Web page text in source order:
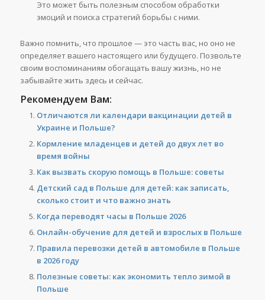
Это может быть полезным способом обработки
эмоций и поиска стратегий борьбы с ними.
Важно помнить, что прошлое — это часть вас, но оно не
определяет вашего настоящего или будущего. Позвольте
своим воспоминаниям обогащать вашу жизнь, но не
забывайте жить здесь и сейчас.
Рекомендуем Вам:
Отличаются ли календари вакцинации детей в
Украине и Польше?
Кормление младенцев и детей до двух лет во
время войны
Как вызвать скорую помощь в Польше: советы
Детский сад в Польше для детей: как записать,
сколько стоит и что важно знать
Когда переводят часы в Польше 2026
Онлайн-обучение для детей и взрослых в Польше
Правила перевозки детей в автомобиле в Польше
в 2026 году
Полезные советы: как экономить тепло зимой в
Польше